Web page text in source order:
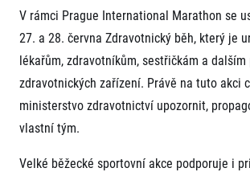
© 2026 RunCzech s.r.o.
V rámci Prague International Marathon se
27. a 28. června Zdravotnický běh, který je
lékařům, zdravotníkům, sestřičkám a dalším
zdravotnických zařízení. Právě na tuto akci
ministerstvo zdravotnictví upozornit,
vlastní tým.
Velké běžecké sportovní akce podporuje i